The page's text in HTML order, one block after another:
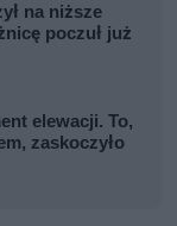
na niższe
poczuł już
elewacji. To,
zaskoczyło